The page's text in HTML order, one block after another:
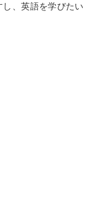
、英語を学びたい